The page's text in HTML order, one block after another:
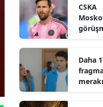
CSKA
Daha
merakı